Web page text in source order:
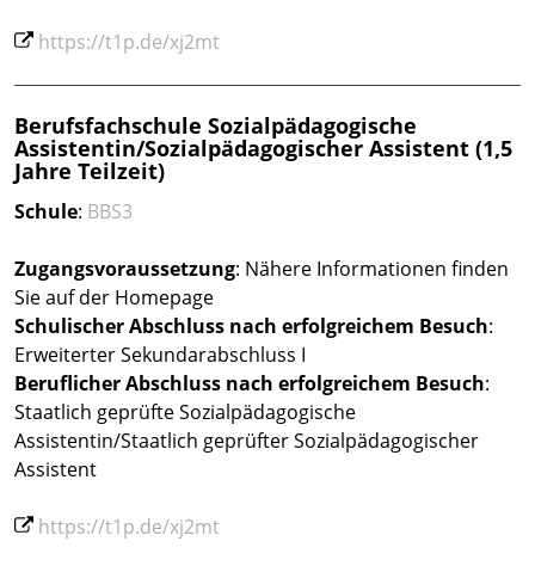
https://t1p.de/xj2mt
Berufsfachschule Sozialpädagogische
Assistentin/Sozialpädagogischer Assistent (1,5
Jahre Teilzeit)
Schule: BBS3
Zugangsvoraussetzung: Nähere Informationen finden
Sie auf der Homepage
Schulischer Abschluss nach erfolgreichem Besuch:
Erweiterter Sekundarabschluss I
Beruflicher Abschluss nach erfolgreichem Besuch:
Staatlich geprüfte Sozialpädagogische
Assistentin/Staatlich geprüfter Sozialpädagogischer
Assistent
https://t1p.de/xj2mt